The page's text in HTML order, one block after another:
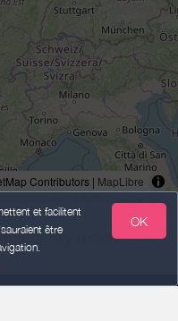
et facilitent
être
OK
Contributors | MapLibre
m'y rendre ? >